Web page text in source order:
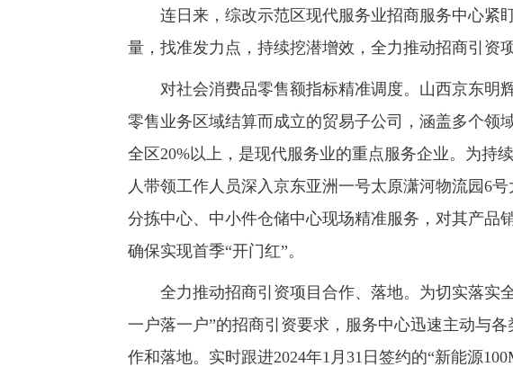
连日来，综改示范区现代服务业招商服务中心紧
量，找准发力点，持续挖潜增效，全力推动招商引资
对社会消费品零售额指标精准调度。山西京东明
零售业务区域结算而成立的贸易子公司，涵盖多个领
全区20%以上，是现代服务业的重点服务企业。为持
人带领工作人员深入京东亚洲一号太原潇河物流园6
分拣中心、中小件仓储中心现场精准服务，对其产品
确保实现首季“开门红”。
全力推动招商引资项目合作、落地。为切实落实
一户落一户”的招商引资要求，服务中心迅速主动与
作和落地。实时跟进2024年1月31日签约的“新能源